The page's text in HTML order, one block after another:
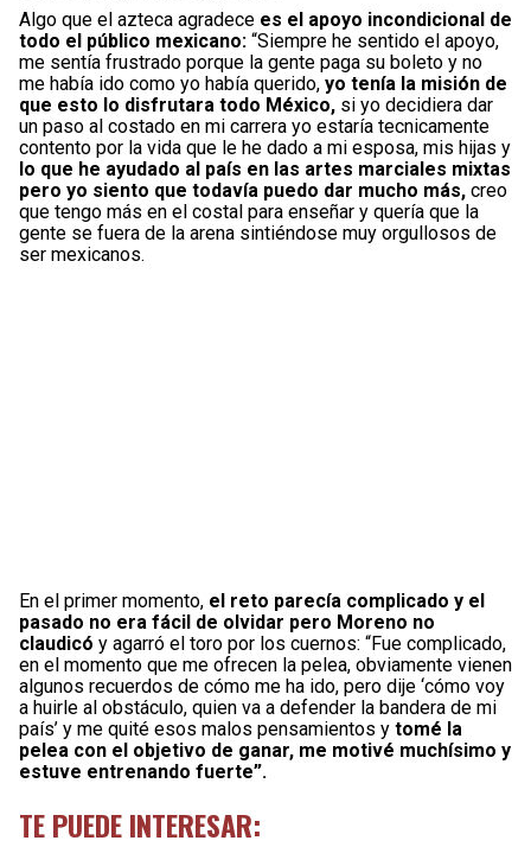
Algo que el azteca agradece es el apoyo incondicional de
todo el público mexicano: “Siempre he sentido el apoyo,
me sentía frustrado porque la gente paga su boleto y no
me había ido como yo había querido, yo tenía la misión de
que esto lo disfrutara todo México, si yo decidiera dar
un paso al costado en mi carrera yo estaría tecnicamente
contento por la vida que le he dado a mi esposa, mis hijas y
lo que he ayudado al país en las artes marciales mixtas
pero yo siento que todavía puedo dar mucho más, creo
que tengo más en el costal para enseñar y quería que la
gente se fuera de la arena sintiéndose muy orgullosos de
ser mexicanos.
En el primer momento, el reto parecía complicado y el
pasado no era fácil de olvidar pero Moreno no
claudicó y agarró el toro por los cuernos: “Fue complicado,
en el momento que me ofrecen la pelea, obviamente vienen
algunos recuerdos de cómo me ha ido, pero dije ‘cómo voy
a huirle al obstáculo, quien va a defender la bandera de mi
país’ y me quité esos malos pensamientos y tomé la
pelea con el objetivo de ganar, me motivé muchísimo y
estuve entrenando fuerte”.
TE PUEDE INTERESAR: